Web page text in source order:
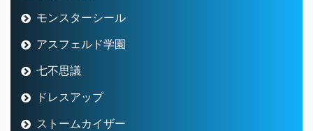
モンスターシール
アスフェルド学園
七不思議
ドレスアップ
ストームカイザー